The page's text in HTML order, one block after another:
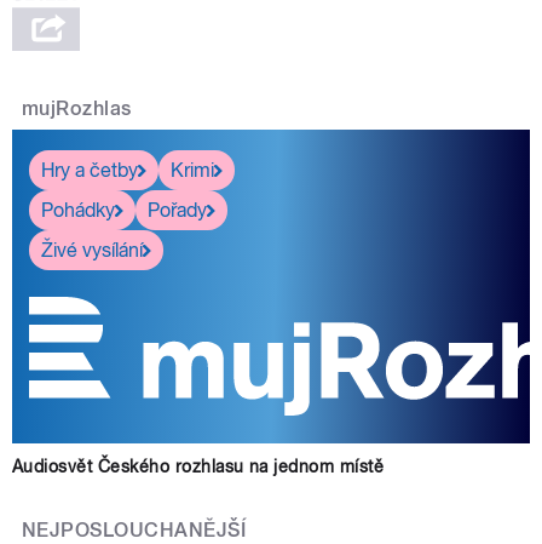
mujRozhlas
Hry a četby
Krimi
Pohádky
Pořady
Živé vysílání
Audiosvět Českého rozhlasu na jednom místě
NEJPOSLOUCHANĚJŠÍ